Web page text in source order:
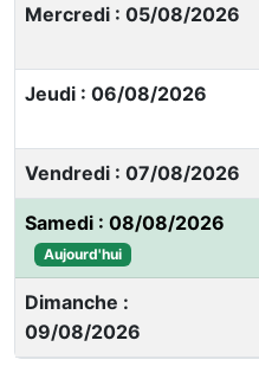
Mercredi : 05/08/2026
Jeudi : 06/08/2026
Vendredi : 07/08/2026
Samedi : 08/08/2026
Aujourd'hui
Dimanche :
09/08/2026